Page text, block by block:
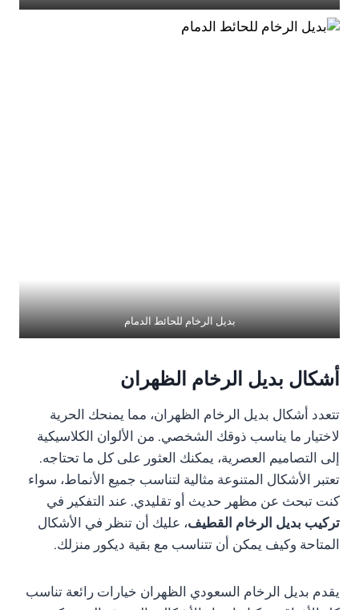
بديل الرخام للحائط الدمام
أشكال بديل الرخام الظهران
تتعدد أشكال بديل الرخام الظهران، مما يمنحك الحرية
لاختيار ما يناسب ذوقك الشخصي. من الألوان الكلاسيكية
إلى التصاميم العصرية، يمكنك العثور على كل ما تحتاجه.
تعتبر الأشكال المتنوعة مثالية لتناسب جميع الأنماط، سواء
كنت تبحث عن مظهر حديث أو تقليدي. عند التفكير في
تركيب بديل الرخام القطيف، عليك أن تنظر في الأشكال
المتاحة وكيف يمكن أن تتناسب مع بقية ديكور منزلك.
يقدم بديل الرخام السعودي الظهران خيارات رائعة تناسب